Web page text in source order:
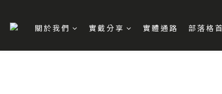
關於我們 實戴分享 實體通路 部落格